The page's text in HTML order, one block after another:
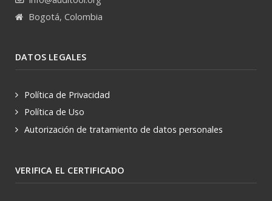
Bogotá, Colombia
DATOS LEGALES
Política de Privacidad
Política de Uso
Autorización de tratamiento de datos personales
VERIFICA EL CERTIFICADO